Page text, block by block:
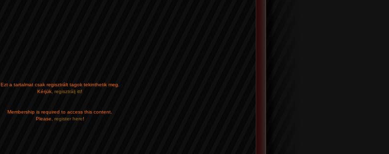
Ezt a tartalmat csak regisztrált tagok tekinthetik meg.
Kérjük, regisztrálj itt!
Membership is required to access this content.
Please, register here!